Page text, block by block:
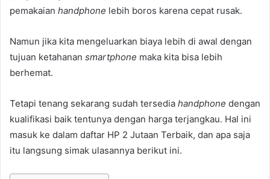
pemakaian handphone lebih boros karena cepat rusak.
Namun jika kita mengeluarkan biaya lebih di awal dengan
tujuan ketahanan smartphone maka kita bisa lebih
berhemat.
Tetapi tenang sekarang sudah tersedia handphone dengan
kualifikasi baik tentunya dengan harga terjangkau. Hal ini
masuk ke dalam daftar HP 2 Jutaan Terbaik, dan apa saja
itu langsung simak ulasannya berikut ini.